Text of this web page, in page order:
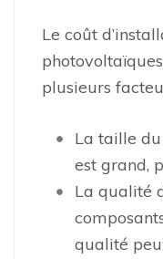
Le coût
plusieurs
La taille du
est grand,
La qualité
qualité